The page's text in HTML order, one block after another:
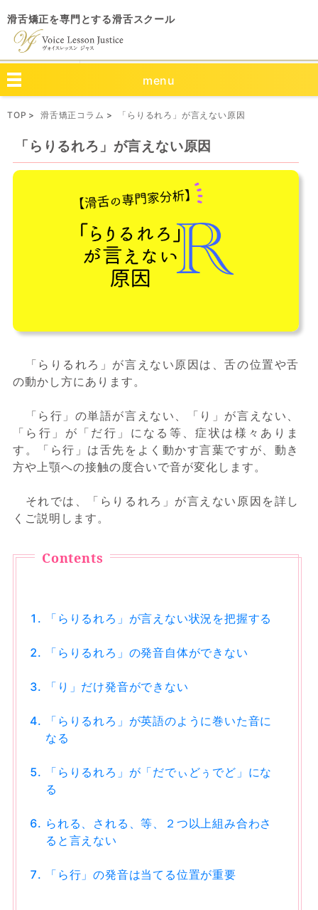
滑舌矯正を専門とする滑舌スクール
menu
TOP 滑舌矯正コラム 「らりるれろ」が言えない原因
「らりるれろ」が言えない原因
「らりるれろ」が言えない原因は、舌の位置や舌
の動かし方にあります。
「ら行」の単語が言えない、「り」が言えない、
「ら行」が「だ行」になる等、症状は様々ありま
す。「ら行」は舌先をよく動かす言葉ですが、動き
方や上顎への接触の度合いで音が変化します。
それでは、「らりるれろ」が言えない原因を詳し
くご説明します。
「らりるれろ」が言えない状況を把握する
「らりるれろ」の発音自体ができない
「り」だけ発音ができない
「らりるれろ」が英語のように巻いた音に
なる
「らりるれろ」が「だでぃどぅでど」にな
る
られる、される、等、２つ以上組み合わさ
ると言えない
「ら行」の発音は当てる位置が重要